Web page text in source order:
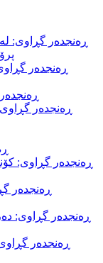
ڕەنجدەر
ڕەنجدەر
ڕەنجدەر گڕاوی:
ڕەنجدەر
ڕەنجدەر گڕاوی:
ڕەنجدەر